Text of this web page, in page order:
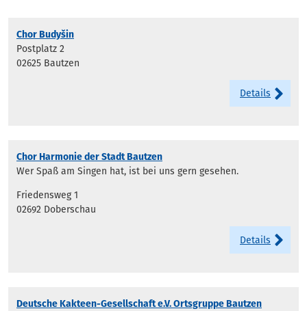
Chor Budyšin
Postplatz 2
02625 Bautzen
Details
Chor Harmonie der Stadt Bautzen
Wer Spaß am Singen hat, ist bei uns gern gesehen.
Friedensweg 1
02692 Doberschau
Details
Deutsche Kakteen-Gesellschaft e.V. Ortsgruppe Bautzen